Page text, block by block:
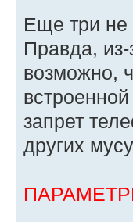
Еще три не
Правда,
возможно,
запрет
других